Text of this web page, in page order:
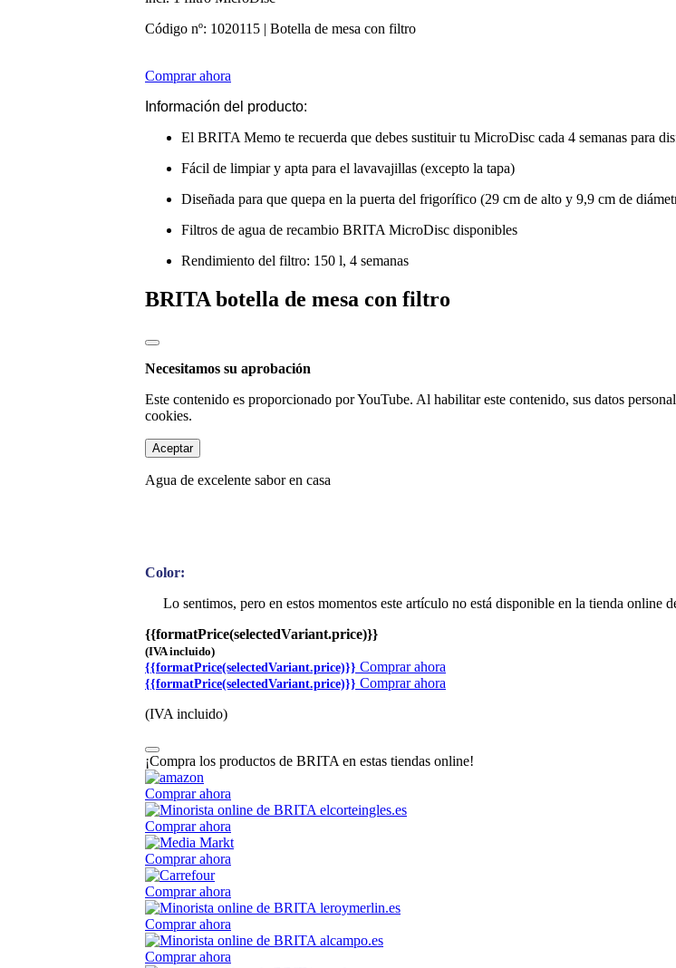
Código nº: 1020115 | Botella de mesa con filtro
Comprar ahora
Información del producto:
El BRITA Memo te recuerda que debes sustituir tu MicroDisc cada 4 semanas para
Fácil de limpiar y apta para el lavavajillas (excepto la tapa)
Diseñada para que quepa en la puerta del frigorífico (29 cm de alto y 9,9 cm de
Filtros de agua de recambio BRITA MicroDisc disponibles
Rendimiento del filtro: 150 l, 4 semanas
BRITA botella de mesa con filtro
Necesitamos su aprobación
Este contenido es proporcionado por YouTube. Al habilitar este contenido, sus datos
cookies.
Aceptar
Agua de excelente sabor en casa
Color:
Lo sentimos, pero en estos momentos este artículo no está disponible en la tienda online
{{formatPrice(selectedVariant.price)}}
(IVA incluido)
{{formatPrice(selectedVariant.price)}} Comprar ahora
{{formatPrice(selectedVariant.price)}} Comprar ahora
(IVA incluido)
¡Compra los productos de BRITA en estas tiendas online!
Comprar ahora
Comprar ahora
Comprar ahora
Comprar ahora
Comprar ahora
Comprar ahora